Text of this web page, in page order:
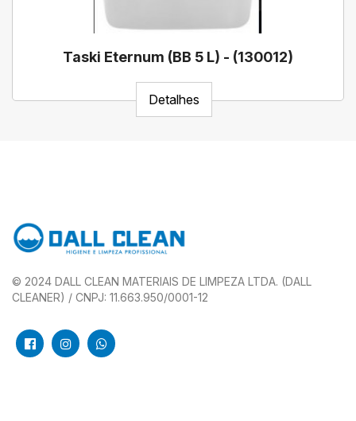
Taski Eternum (BB 5 L) - (130012)
Detalhes
© 2024 DALL CLEAN MATERIAIS DE LIMPEZA LTDA. (DALL
CLEANER) / CNPJ: 11.663.950/0001-12